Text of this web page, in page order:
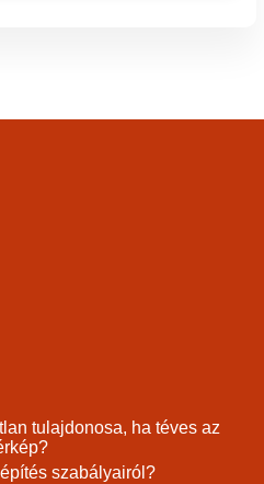
tulajdonosa, ha téves az
szabályairól?